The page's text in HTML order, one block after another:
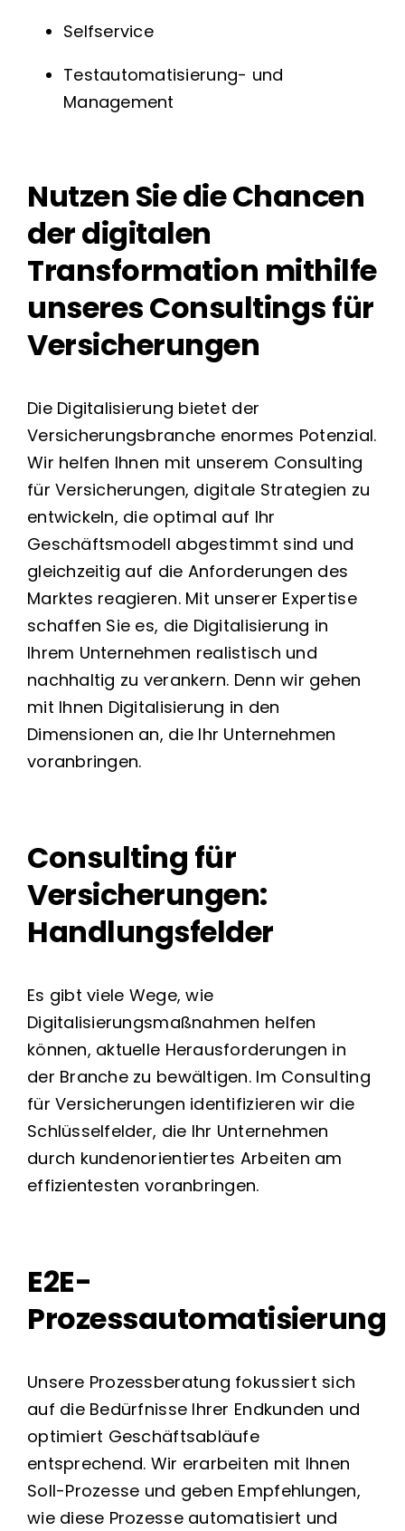
Selfservice
Testautomatisierung- und
Management
Nutzen Sie die Chancen
der digitalen
Transformation mithilfe
unseres Consultings für
Versicherungen
Die Digitalisierung bietet der
Versicherungsbranche enormes Potenzial.
Wir helfen Ihnen mit unserem Consulting
für Versicherungen, digitale Strategien zu
entwickeln, die optimal auf Ihr
Geschäftsmodell abgestimmt sind und
gleichzeitig auf die Anforderungen des
Marktes reagieren. Mit unserer Expertise
schaffen Sie es, die Digitalisierung in
Ihrem Unternehmen realistisch und
nachhaltig zu verankern. Denn wir gehen
mit Ihnen Digitalisierung in den
Dimensionen an, die Ihr Unternehmen
voranbringen.
Consulting für
Versicherungen:
Handlungsfelder
Es gibt viele Wege, wie
Digitalisierungsmaßnahmen helfen
können, aktuelle Herausforderungen in
der Branche zu bewältigen. Im Consulting
für Versicherungen identifizieren wir die
Schlüsselfelder, die Ihr Unternehmen
durch kundenorientiertes Arbeiten am
effizientesten voranbringen.
E2E-
Prozessautomatisierung
Unsere Prozessberatung fokussiert sich
auf die Bedürfnisse Ihrer Endkunden und
optimiert Geschäftsabläufe
entsprechend. Wir erarbeiten mit Ihnen
Soll-Prozesse und geben Empfehlungen,
wie diese Prozesse automatisiert und